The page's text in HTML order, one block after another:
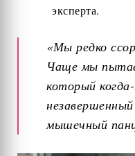
эксперта.
«Мы редко
Чаще мы
который
мышечный